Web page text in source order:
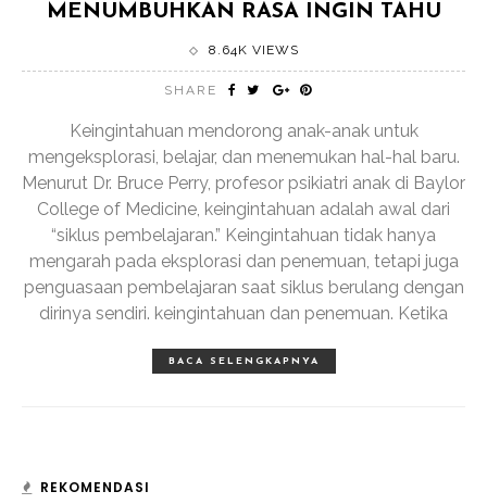
MENUMBUHKAN RASA INGIN TAHU
8.64K VIEWS
SHARE
Keingintahuan mendorong anak-anak untuk
mengeksplorasi, belajar, dan menemukan hal-hal baru.
Menurut Dr. Bruce Perry, profesor psikiatri anak di Baylor
College of Medicine, keingintahuan adalah awal dari
“siklus pembelajaran.” Keingintahuan tidak hanya
mengarah pada eksplorasi dan penemuan, tetapi juga
penguasaan pembelajaran saat siklus berulang dengan
dirinya sendiri. keingintahuan dan penemuan. Ketika
BACA SELENGKAPNYA
REKOMENDASI